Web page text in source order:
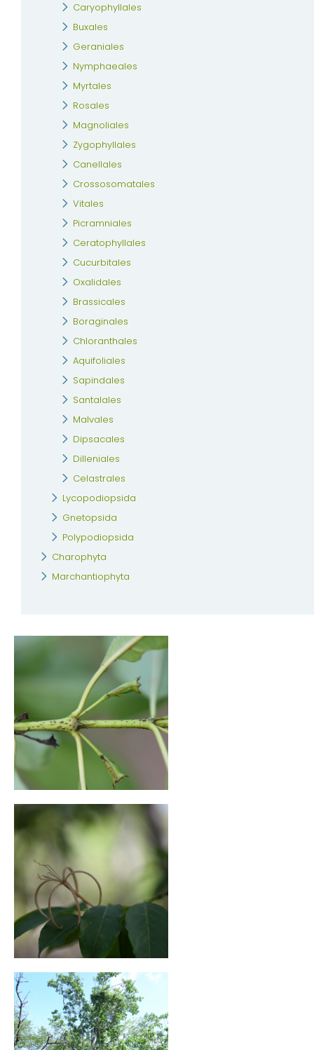
Caryophyllales
Buxales
Geraniales
Nymphaeales
Myrtales
Rosales
Magnoliales
Zygophyllales
Canellales
Crossosomatales
Vitales
Picramniales
Ceratophyllales
Cucurbitales
Oxalidales
Brassicales
Boraginales
Chloranthales
Aquifoliales
Sapindales
Santalales
Malvales
Dipsacales
Dilleniales
Celastrales
Lycopodiopsida
Gnetopsida
Polypodiopsida
Charophyta
Marchantiophyta